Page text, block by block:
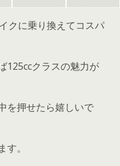
クに乗り換えてコスパ
125ccクラスの魅力が
を押せたら嬉しいで
。